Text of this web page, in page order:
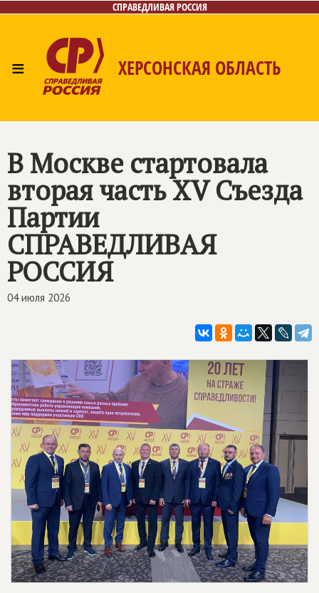
СПРАВЕДЛИВАЯ РОССИЯ
≡ ХЕРСОНСКАЯ ОБЛАСТЬ
В Москве стартовала
вторая часть XV Съезда
Партии
СПРАВЕДЛИВАЯ
РОССИЯ
04 июля 2026